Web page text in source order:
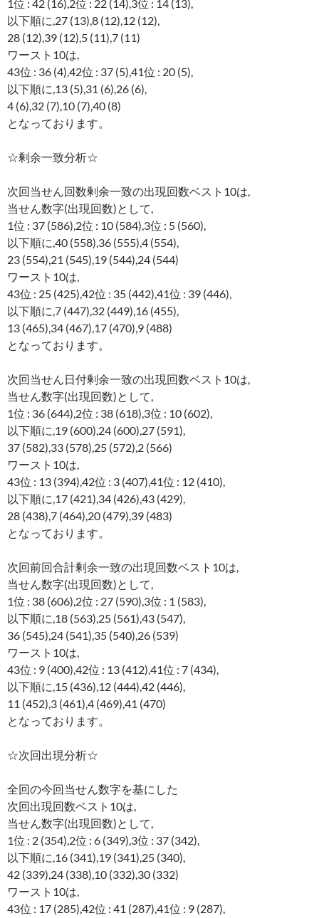
1位 : 42 (16),2位 : 22 (14),3位 : 14 (13),
以下順に,27 (13),8 (12),12 (12),
28 (12),39 (12),5 (11),7 (11)
ワースト10は,
43位 : 36 (4),42位 : 37 (5),41位 : 20 (5),
以下順に,13 (5),31 (6),26 (6),
4 (6),32 (7),10 (7),40 (8)
となっております。
☆剰余一致分析☆
次回当せん回数剰余一致の出現回数ベスト10は,
当せん数字(出現回数)として,
1位 : 37 (586),2位 : 10 (584),3位 : 5 (560),
以下順に,40 (558),36 (555),4 (554),
23 (554),21 (545),19 (544),24 (544)
ワースト10は,
43位 : 25 (425),42位 : 35 (442),41位 : 39 (446),
以下順に,7 (447),32 (449),16 (455),
13 (465),34 (467),17 (470),9 (488)
となっております。
次回当せん日付剰余一致の出現回数ベスト10は,
当せん数字(出現回数)として,
1位 : 36 (644),2位 : 38 (618),3位 : 10 (602),
以下順に,19 (600),24 (600),27 (591),
37 (582),33 (578),25 (572),2 (566)
ワースト10は,
43位 : 13 (394),42位 : 3 (407),41位 : 12 (410),
以下順に,17 (421),34 (426),43 (429),
28 (438),7 (464),20 (479),39 (483)
となっております。
次回前回合計剰余一致の出現回数ベスト10は,
当せん数字(出現回数)として,
1位 : 38 (606),2位 : 27 (590),3位 : 1 (583),
以下順に,18 (563),25 (561),43 (547),
36 (545),24 (541),35 (540),26 (539)
ワースト10は,
43位 : 9 (400),42位 : 13 (412),41位 : 7 (434),
以下順に,15 (436),12 (444),42 (446),
11 (452),3 (461),4 (469),41 (470)
となっております。
☆次回出現分析☆
全回の今回当せん数字を基にした
次回出現回数ベスト10は,
当せん数字(出現回数)として,
1位 : 2 (354),2位 : 6 (349),3位 : 37 (342),
以下順に,16 (341),19 (341),25 (340),
42 (339),24 (338),10 (332),30 (332)
ワースト10は,
43位 : 17 (285),42位 : 41 (287),41位 : 9 (287),